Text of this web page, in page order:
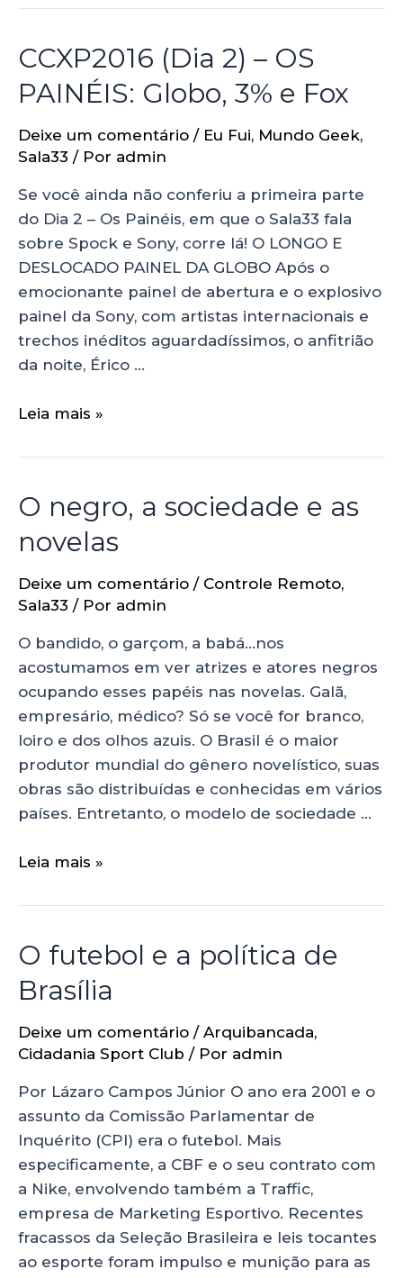
CCXP2016 (Dia 2) – OS
PAINÉIS: Globo, 3% e Fox
Deixe um comentário / Eu Fui, Mundo Geek,
Sala33 / Por admin
Se você ainda não conferiu a primeira parte
do Dia 2 – Os Painéis, em que o Sala33 fala
sobre Spock e Sony, corre lá! O LONGO E
DESLOCADO PAINEL DA GLOBO Após o
emocionante painel de abertura e o explosivo
painel da Sony, com artistas internacionais e
trechos inéditos aguardadíssimos, o anfitrião
da noite, Érico …
Leia mais »
O negro, a sociedade e as
novelas
Deixe um comentário / Controle Remoto,
Sala33 / Por admin
O bandido, o garçom, a babá…nos
acostumamos em ver atrizes e atores negros
ocupando esses papéis nas novelas. Galã,
empresário, médico? Só se você for branco,
loiro e dos olhos azuis. O Brasil é o maior
produtor mundial do gênero novelístico, suas
obras são distribuídas e conhecidas em vários
países. Entretanto, o modelo de sociedade …
Leia mais »
O futebol e a política de
Brasília
Deixe um comentário / Arquibancada,
Cidadania Sport Club / Por admin
Por Lázaro Campos Júnior O ano era 2001 e o
assunto da Comissão Parlamentar de
Inquérito (CPI) era o futebol. Mais
especificamente, a CBF e o seu contrato com
a Nike, envolvendo também a Traffic,
empresa de Marketing Esportivo. Recentes
fracassos da Seleção Brasileira e leis tocantes
ao esporte foram impulso e munição para as